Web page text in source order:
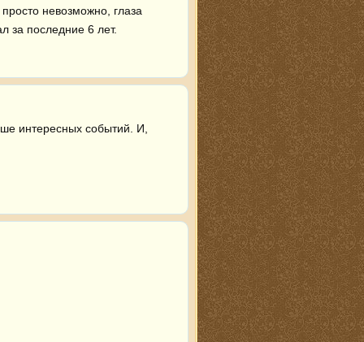
невозможно, глаза
за последние 6 лет.
интересных событий. И,